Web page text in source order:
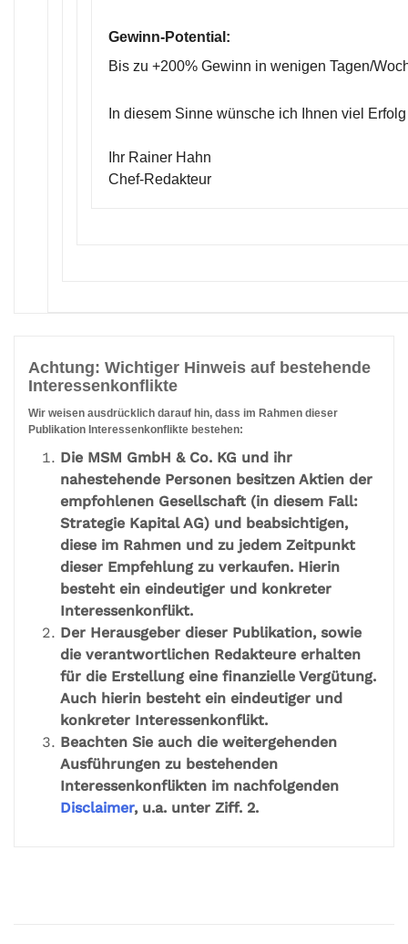
Gewinn-Potential:
Bis zu +200% Gewinn in wenigen Tagen/
In diesem Sinne wünsche ich Ihnen viel
Ihr Rainer Hahn
Chef-Redakteur
Achtung: Wichtiger Hinweis auf bestehende
Interessenkonflikte
Wir weisen ausdrücklich darauf hin, dass im Rahmen dieser
Publikation Interessenkonflikte bestehen:
Die MSM GmbH & Co. KG und ihr
nahestehende Personen besitzen Aktien der
empfohlenen Gesellschaft (in diesem Fall:
Strategie Kapital AG) und beabsichtigen,
diese im Rahmen und zu jedem Zeitpunkt
dieser Empfehlung zu verkaufen. Hierin
besteht ein eindeutiger und konkreter
Interessenkonflikt.
Der Herausgeber dieser Publikation, sowie
die verantwortlichen Redakteure erhalten
für die Erstellung eine finanzielle Vergütung.
Auch hierin besteht ein eindeutiger und
konkreter Interessenkonflikt.
Beachten Sie auch die weitergehenden
Ausführungen zu bestehenden
Interessenkonflikten im nachfolgenden
Disclaimer, u.a. unter Ziff. 2.